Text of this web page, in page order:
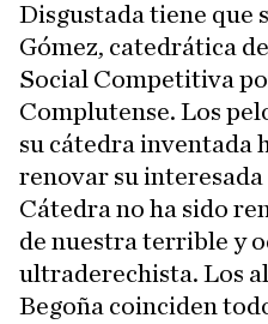
Disgustada tiene que
Gómez, catedrática
Social Competitiva
Complutense. Los
su cátedra inventada
renovar su interesada
Cátedra no ha sido
de nuestra terrible y
ultraderechista. Los
Begoña coinciden